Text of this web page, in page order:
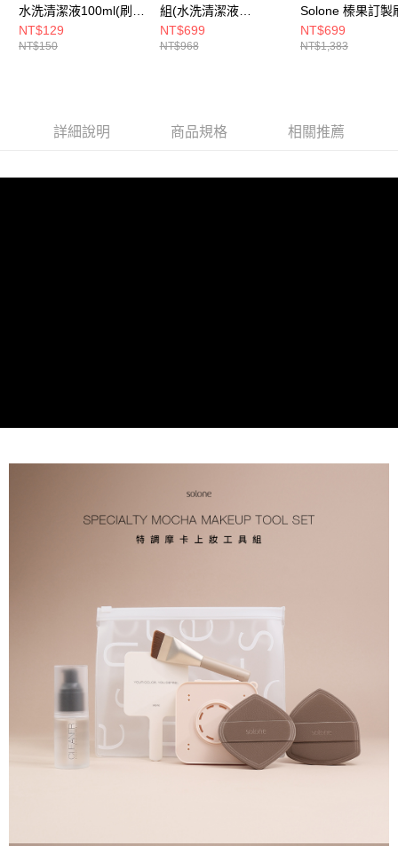
水洗清潔液100ml(刷
具、海綿粉撲清潔)
NT$129
NT$150
組(水洗清潔液
100ml+洗刷碗+速乾洗
刷噴霧50ml+乾洗清潔
NT$699
NT$968
Solone 榛果訂製
入門5件組(刷具5
支包裝+洗刷噴霧
NT$699
NT$1,383
詳細說明 商品規格 相關推薦